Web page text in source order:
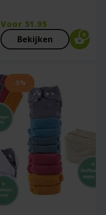
Voor 51.95
Bekijken
-5%